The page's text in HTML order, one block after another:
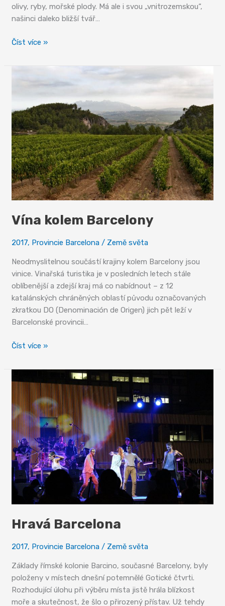
olivy, ryby, mořské plody. Má ale i svou „vnitrozemskou“,
našinci daleko bližší tvář…
Katalánská
Číst více »
Vína kolem Barcelony
2017, Provincie Barcelona / Země světa
Neodmyslitelnou součástí krajiny kolem Barcelony jsou
vinice. Vinařská turistika je v posledních letech stále
oblíbenější a zdejší kraj má co nabídnout – z 12
katalánských chráněných oblastí původu označovaných
zkratkou DO (Denominación de Origen) jich pět leží v
Barcelonské provincii…
Vína
Barcelony
Číst více »
Hravá Barcelona
2017, Provincie Barcelona / Země světa
Základy římské kolonie Barcino, současné Barcelony, byly
položeny v místech dnešní potemnělé Gotické čtvrti.
Rozhodující úlohu při výběru místa jistě hrála blízkost
moře a skutečnost, že šlo o přirozený přístav. Už tehdy